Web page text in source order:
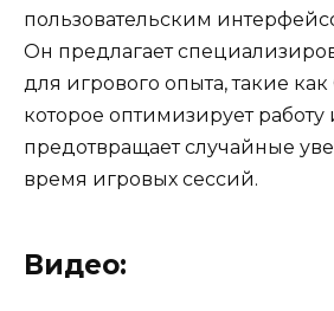
пользовательским
Он предлагает
для игрового опыта, такие как
которое оптимизирует работу
предотвращает случайные
время игровых сессий.
Видео: